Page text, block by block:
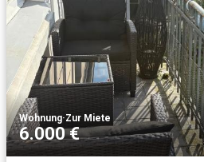
Wohnung·Zur Miete
6.000 €